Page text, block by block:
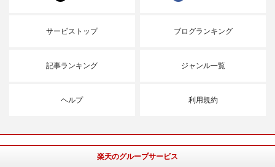
サービストップ ブログランキング
記事ランキング ジャンル一覧
ヘルプ 利用規約
楽天のグループサービス